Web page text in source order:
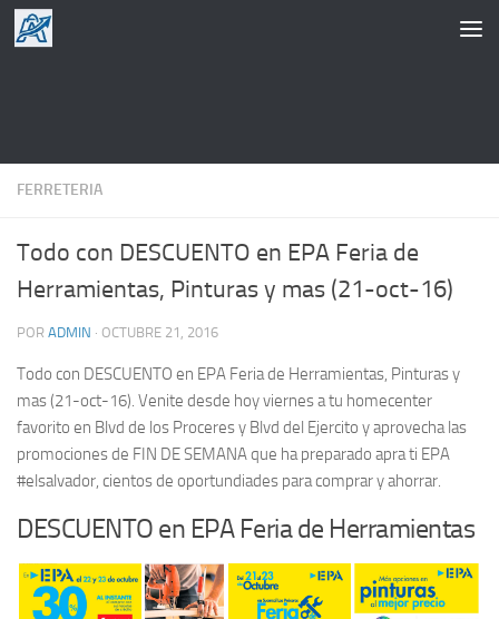
Saltar al contenido
FERRETERIA
Todo con DESCUENTO en EPA Feria de
Herramientas, Pinturas y mas (21-oct-16)
POR ADMIN · OCTUBRE 21, 2016
Todo con DESCUENTO en EPA Feria de Herramientas, Pinturas y
mas (21-oct-16). Venite desde hoy viernes a tu homecenter
favorito en Blvd de los Proceres y Blvd del Ejercito y aprovecha las
promociones de FIN DE SEMANA que ha preparado apra ti EPA
#elsalvador, cientos de oportundiades para comprar y ahorrar.
DESCUENTO en EPA Feria de Herramientas